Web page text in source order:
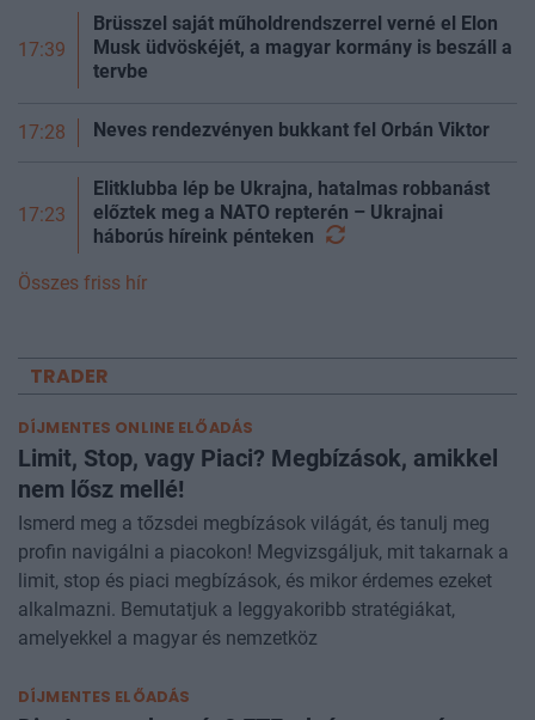
17:39
Brüsszel saját műholdrendszerrel verné el Elon
Musk üdvöskéjét, a magyar kormány is beszáll a
tervbe
17:28 Neves rendezvényen bukkant fel Orbán Viktor
17:23
Elitklubba lép be Ukrajna, hatalmas robbanást
előztek meg a NATO repterén – Ukrajnai
háborús híreink pénteken
Összes friss hír
TRADER
DÍJMENTES ONLINE ELŐADÁS
Limit, Stop, vagy Piaci? Megbízások, amikkel
nem lősz mellé!
Ismerd meg a tőzsdei megbízások világát, és tanulj meg
profin navigálni a piacokon! Megvizsgáljuk, mit takarnak a
limit, stop és piaci megbízások, és mikor érdemes ezeket
alkalmazni. Bemutatjuk a leggyakoribb stratégiákat,
amelyekkel a magyar és nemzetköz
DÍJMENTES ELŐADÁS